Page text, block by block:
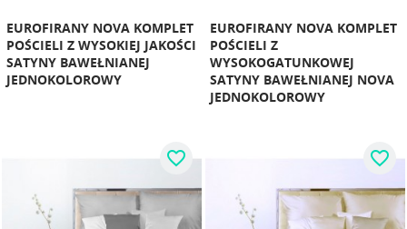
EUROFIRANY NOVA KOMPLET
POŚCIELI Z WYSOKIEJ JAKOŚCI
SATYNY BAWEŁNIANEJ
JEDNOKOLOROWY
EUROFIRANY NOVA KOMPLET
POŚCIELI Z
WYSOKOGATUNKOWEJ
SATYNY BAWEŁNIANEJ NOVA
JEDNOKOLOROWY
favorite_border favorite_border